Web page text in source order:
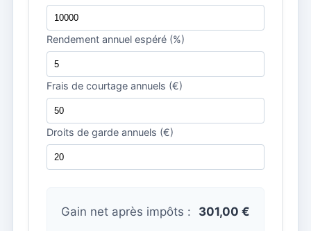
Rendement annuel espéré (%)
Frais de courtage annuels (€)
Droits de garde annuels (€)
Gain net après impôts :
301,00 €